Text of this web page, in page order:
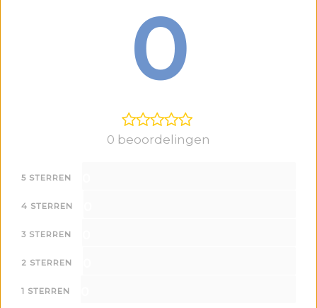
0
0 beoordelingen
5 STERREN
4 STERREN
3 STERREN
2 STERREN
1 STERREN